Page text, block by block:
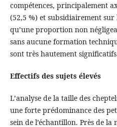
compétences, principalement
(52,5 %) et subsidiairement
qu’une proportion non
sans aucune formation
sont très hautement
Effectifs des sujets élevés
L’analyse de la taille des
une forte prédominance des
sein de l’échantillon. Près de